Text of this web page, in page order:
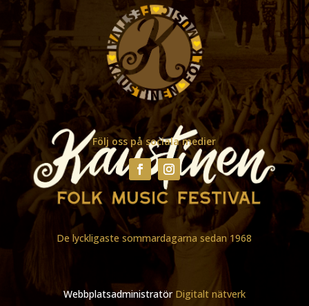
De lyckligaste sommardagarna sedan 1968
Följ oss på sociala medier
Webbplatsadministratör Digitalt nätverk